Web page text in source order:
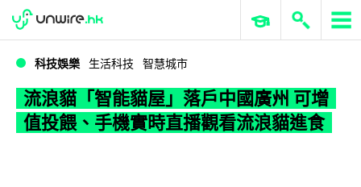
WWDC 2026 ERP 與商業 AI
科技娛樂 生活科技 智慧城市
流浪貓「智能貓屋」落戶中國廣州 可增
值投餵、手機實時直播觀看流浪貓進食